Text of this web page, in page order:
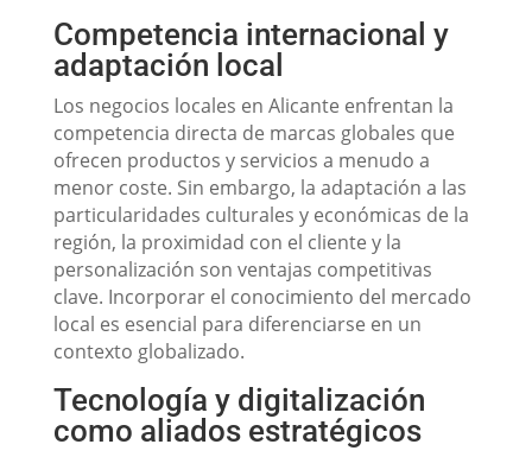
Competencia internacional y
adaptación local
Los negocios locales en Alicante enfrentan la
competencia directa de marcas globales que
ofrecen productos y servicios a menudo a
menor coste. Sin embargo, la adaptación a las
particularidades culturales y económicas de la
región, la proximidad con el cliente y la
personalización son ventajas competitivas
clave. Incorporar el conocimiento del mercado
local es esencial para diferenciarse en un
contexto globalizado.
Tecnología y digitalización
como aliados estratégicos